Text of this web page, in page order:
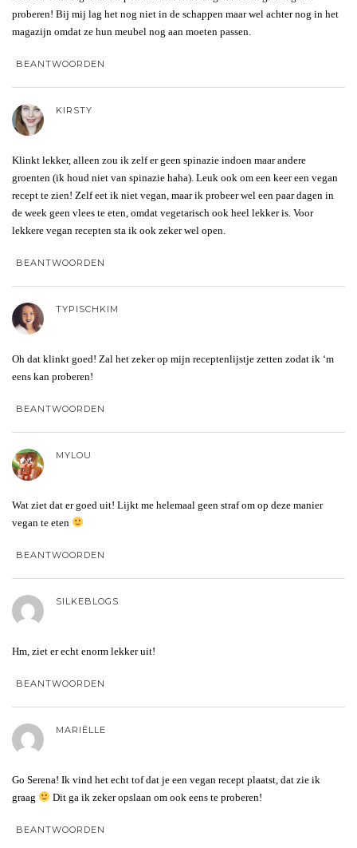
proberen! Bij mij lag het nog niet in de schappen maar wel achter nog in het
magazijn omdat ze hun meubel nog aan moeten passen.
BEANTWOORDEN
KIRSTY
Klinkt lekker, alleen zou ik zelf er geen spinazie indoen maar andere
groenten (ik houd niet van spinazie haha). Leuk ook om een keer een vegan
recept te zien! Zelf eet ik niet vegan, maar ik probeer wel een paar dagen in
de week geen vlees te eten, omdat vegetarisch ook heel lekker is. Voor
lekkere vegan recepten sta ik ook zeker wel open.
BEANTWOORDEN
TYPISCHKIM
Oh dat klinkt goed! Zal het zeker op mijn receptenlijstje zetten zodat ik ‘m
eens kan proberen!
BEANTWOORDEN
MYLOU
Wat ziet dat er goed uit! Lijkt me helemaal geen straf om op deze manier
vegan te eten
BEANTWOORDEN
SILKEBLOGS
Hm, ziet er echt enorm lekker uit!
BEANTWOORDEN
MARIËLLE
Go Serena! Ik vind het echt tof dat je een vegan recept plaatst, dat zie ik
graag
Dit ga ik zeker opslaan om ook eens te proberen!
BEANTWOORDEN